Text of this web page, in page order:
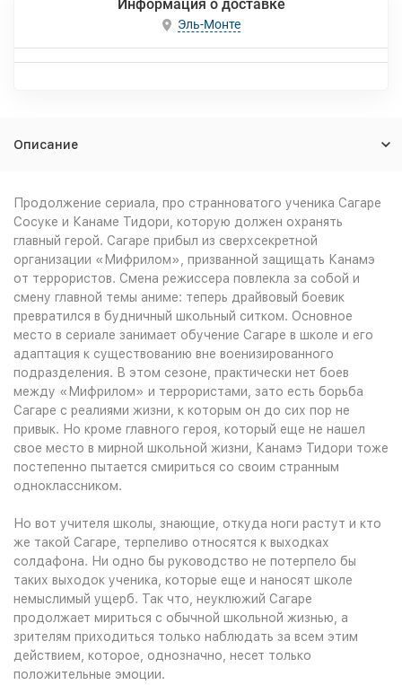
Информация о доставке
Эль-Монте
Описание
Продолжение сериала, про странноватого ученика Сагаре
Сосуке и Канаме Тидори, которую должен охранять
главный герой. Сагаре прибыл из сверхсекретной
организации «Мифрилом», призванной защищать Канамэ
от террористов. Смена режиссера повлекла за собой и
смену главной темы аниме: теперь драйвовый боевик
превратился в будничный школьный ситком. Основное
место в сериале занимает обучение Сагаре в школе и его
адаптация к существованию вне военизированного
подразделения. В этом сезоне, практически нет боев
между «Мифрилом» и террористами, зато есть борьба
Сагаре с реалиями жизни, к которым он до сих пор не
привык. Но кроме главного героя, который еще не нашел
свое место в мирной школьной жизни, Канамэ Тидори тоже
постепенно пытается смириться со своим странным
одноклассником.
Но вот учителя школы, знающие, откуда ноги растут и кто
же такой Сагаре, терпеливо относятся к выходках
солдафона. Ни одно бы руководство не потерпело бы
таких выходок ученика, которые еще и наносят школе
немыслимый ущерб. Так что, неуклюжий Сагаре
продолжает мириться с обычной школьной жизнью, а
зрителям приходиться только наблюдать за всем этим
действием, которое, однозначно, несет только
положительные эмоции.